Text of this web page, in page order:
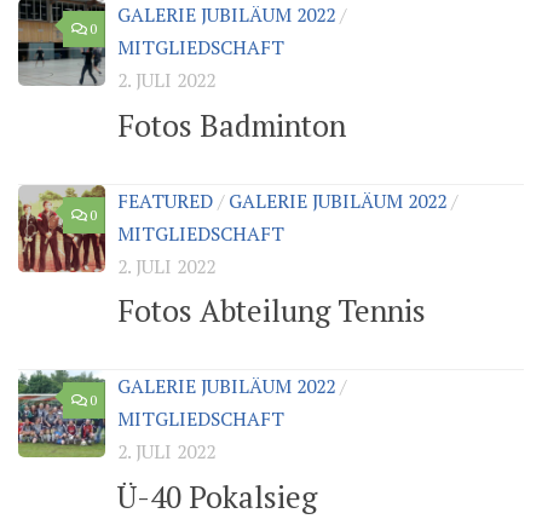
0
GALERIE JUBILÄUM 2022/
MITGLIEDSCHAFT
2. JULI 2022
Fotos Badminton
0
FEATURED/GALERIE JUBILÄUM 2022/
MITGLIEDSCHAFT
2. JULI 2022
Fotos Abteilung Tennis
0
GALERIE JUBILÄUM 2022/
MITGLIEDSCHAFT
2. JULI 2022
Ü-40 Pokalsieg